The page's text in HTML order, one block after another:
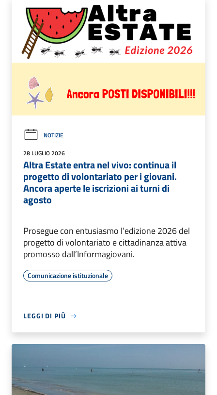
NOTIZIE
28 LUGLIO 2026
Altra Estate entra nel vivo: continua il
progetto di volontariato per i giovani.
Ancora aperte le iscrizioni ai turni di
agosto
Prosegue con entusiasmo l’edizione 2026 del
progetto di volontariato e cittadinanza attiva
promosso dall’Informagiovani.
Comunicazione istituzionale
LEGGI DI PIÙ